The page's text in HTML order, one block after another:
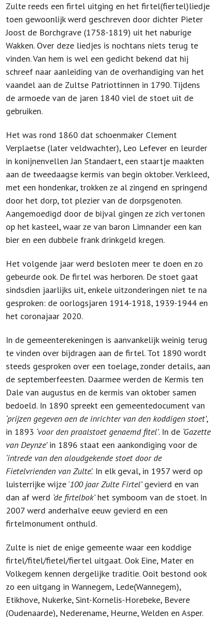
Zulte reeds een firtel uitging en het firtel(fiertel)liedje
toen gewoonlijk werd geschreven door dichter Pieter
Joost de Borchgrave (1758-1819) uit het naburige
Wakken. Over deze liedjes is nochtans niets terug te
vinden. Van hem is wel een gedicht bekend dat hij
schreef naar aanleiding van de overhandiging van het
vaandel aan de Zultse Patriottinnen in 1790. Tijdens
de armoede van de jaren 1840 viel de stoet uit de
gebruiken.
Het was rond 1860 dat schoenmaker Clement
Verplaetse (later veldwachter), Leo Lefever en leurder
in konijnenvellen Jan Standaert, een staartje maakten
aan de tweedaagse kermis van begin oktober. Verkleed,
met een hondenkar, trokken ze al zingend en springend
door het dorp, tot plezier van de dorpsgenoten.
Aangemoedigd door de bijval gingen ze zich vertonen
op het kasteel, waar ze van baron Limnander een kan
bier en een dubbele frank drinkgeld kregen.
Het volgende jaar werd besloten meer te doen en zo
gebeurde ook. De firtel was herboren. De stoet gaat
sindsdien jaarlijks uit, enkele uitzonderingen niet te na
gesproken: de oorlogsjaren 1914-1918, 1939-1944 en
het coronajaar 2020.
In de gemeenterekeningen is aanvankelijk weinig terug
te vinden over bijdragen aan de firtel. Tot 1890 wordt
steeds gesproken over een toelage, zonder details, aan
de septemberfeesten. Daarmee werden de Kermis ten
Dale van augustus en de kermis van oktober samen
bedoeld. In 1890 spreekt een gemeentedocument van
‘prijzen gegeven aen de inrichter van den koddigen stoet’,
in 1893 ‘voor den praalstoet genaemd fitel’. In de ‘Gazette
van Deynze’in 1896 staat een aankondiging voor de
‘intrede van den aloudgekende stoet door de
Fietelvrienden van Zulte’. In elk geval, in 1957 werd op
luisterrijke wijze ‘100 jaar Zulte Firtel’gevierd en van
dan af werd ‘de firtelbok’het symboom van de stoet. In
2007 werd anderhalve eeuw gevierd en een
firtelmonument onthuld.
Zulte is niet de enige gemeente waar een koddige
firtel/fitel/fietel/fiertel uitgaat. Ook Eine, Mater en
Volkegem kennen dergelijke traditie. Ooit bestond ook
zo een uitgang in Wannegem, Lede(Wannegem),
Etikhove, Nukerke, Sint-Kornelis-Horebeke, Bevere
(Oudenaarde), Nederename, Heurne, Welden en Asper.